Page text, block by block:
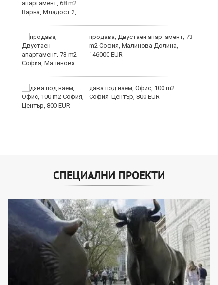
продава, Двустаен апартамент, 73
m2 София, Малинова Долина,
146000 EUR
дава под наем, Офис, 100 m2
София, Център, 800 EUR
СПЕЦИАЛНИ ПРОЕКТИ